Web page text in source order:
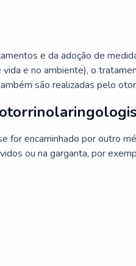
e da adoção de
e no ambiente), o
são realizadas pelo
for encaminhado por outro
ou na garganta, por